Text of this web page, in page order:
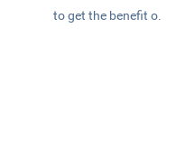
to get the benefit o.